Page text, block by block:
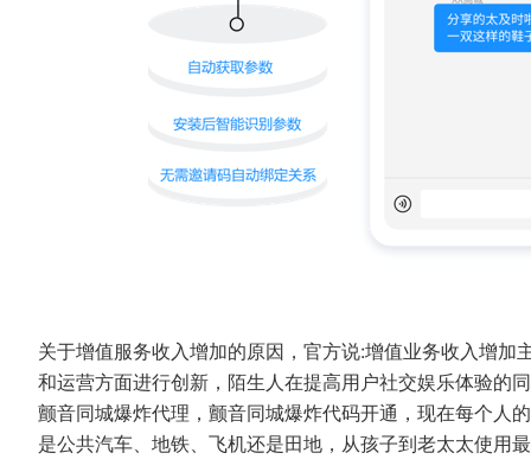
关于增值服务收入增加的原因，官方说:增值业务收入增
和运营方面进行创新，陌生人在提高用户社交娱乐体验的
颤音同城爆炸代理，颤音同城爆炸代码开通，现在每个人
是公共汽车、地铁、飞机还是田地，从孩子到老太太使用